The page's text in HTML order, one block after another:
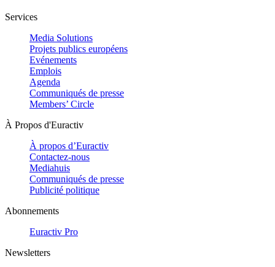
Services
Media Solutions
Projets publics européens
Evénements
Emplois
Agenda
Communiqués de presse
Members’ Circle
À Propos d'Euractiv
À propos d’Euractiv
Contactez-nous
Mediahuis
Communiqués de presse
Publicité politique
Abonnements
Euractiv Pro
Newsletters